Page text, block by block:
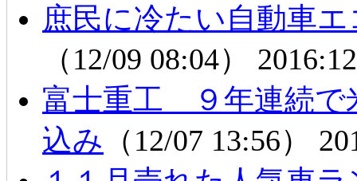
庶民に冷たい自動車
（12/09 08:04）
富士重工 ９年連続で
込み （12/07 13:56）